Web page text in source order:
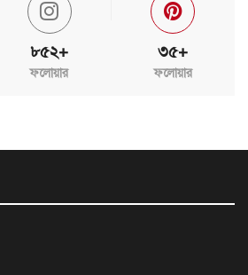
৮৫২+
ফলোয়ার
৩৫+
ফলোয়ার